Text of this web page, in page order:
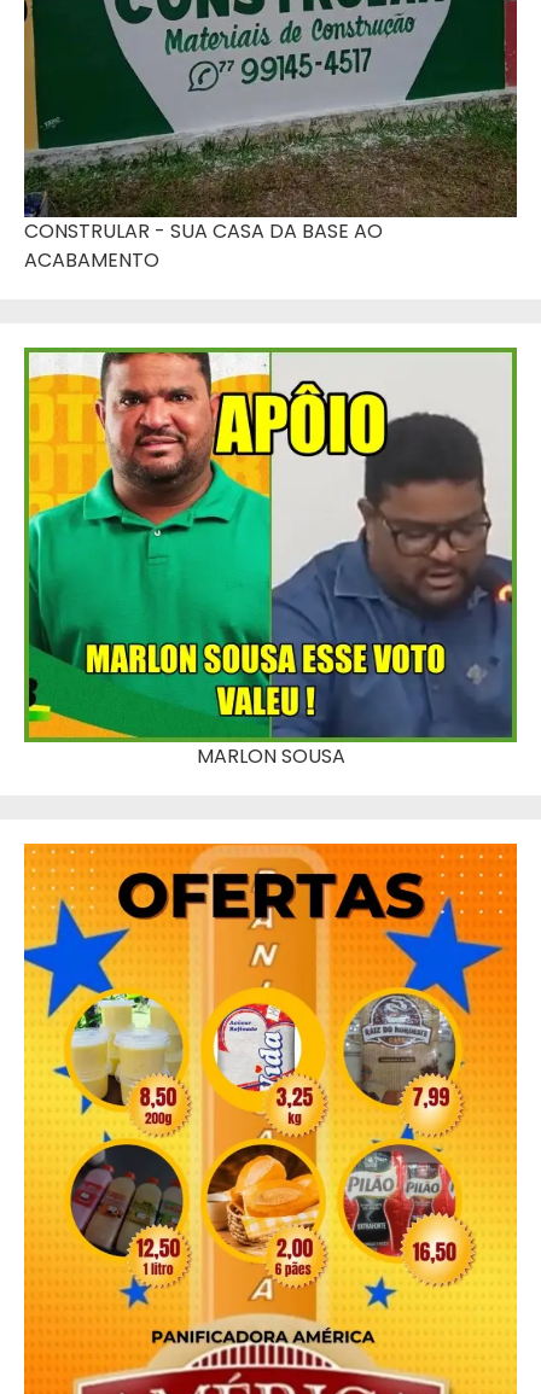
CONSTRULAR - SUA CASA DA BASE AO
ACABAMENTO
MARLON SOUSA